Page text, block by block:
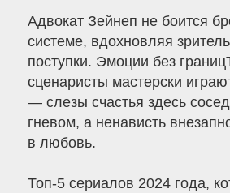
Адвокат Зейнеп не боится
системе, вдохновляя
поступки. Эмоции без
сценаристы мастерски
— слезы счастья здесь
гневом, а ненависть
в любовь.
Топ-5 сериалов 2024 года,